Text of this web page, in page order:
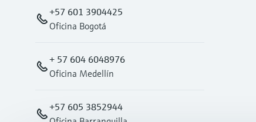
+57 601 3904425
Oficina Bogotá
+ 57 604 6048976
Oficina Medellín
+57 605 3852944